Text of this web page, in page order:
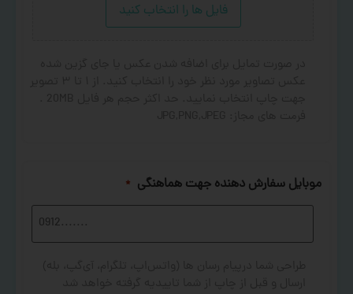
فایل ها را انتخاب کنید
موبایل سفارش دهنده جهت هماهنگی *